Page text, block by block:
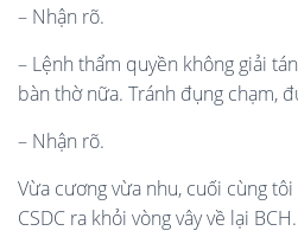
– Nhận rõ.
– Lệnh thẩm quyền không giải
bàn thờ nữa. Tránh đụng chạm,
– Nhận rõ.
Vừa cương vừa nhu, cuối cùng
CSDC ra khỏi vòng vây về lại